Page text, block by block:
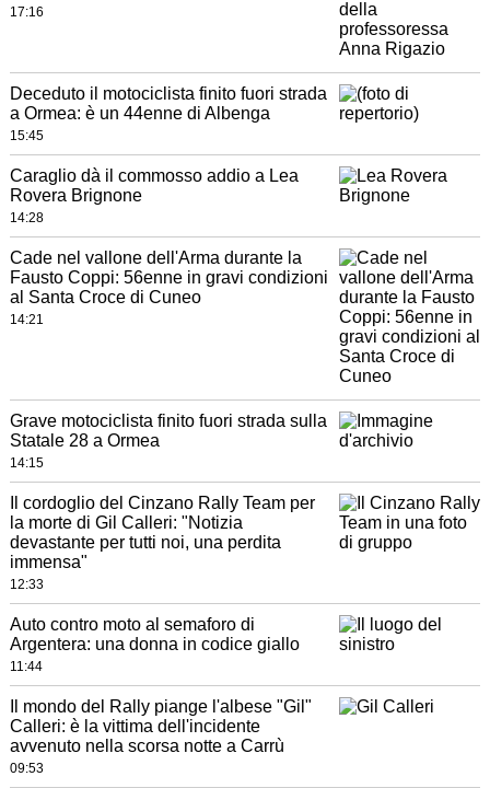
17:16
Deceduto il motociclista finito fuori strada
a Ormea: è un 44enne di Albenga
15:45
Caraglio dà il commosso addio a Lea
Rovera Brignone
14:28
Cade nel vallone dell'Arma durante la
Fausto Coppi: 56enne in gravi condizioni
al Santa Croce di Cuneo
14:21
Grave motociclista finito fuori strada sulla
Statale 28 a Ormea
14:15
Il cordoglio del Cinzano Rally Team per
la morte di Gil Calleri: "Notizia
devastante per tutti noi, una perdita
immensa"
12:33
Auto contro moto al semaforo di
Argentera: una donna in codice giallo
11:44
Il mondo del Rally piange l'albese "Gil"
Calleri: è la vittima dell'incidente
avvenuto nella scorsa notte a Carrù
09:53